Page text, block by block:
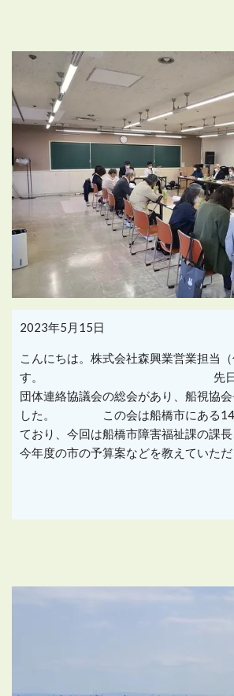
2023年5月15日
こんにちは。株式会社森興業営業担当
す。 先日、船橋
団体連絡協議会の総会があり、船視協
した。 この会は船橋市にある14
ており、今回は船橋市障害福祉課の課
今年度の市の予算案などを教えていただ